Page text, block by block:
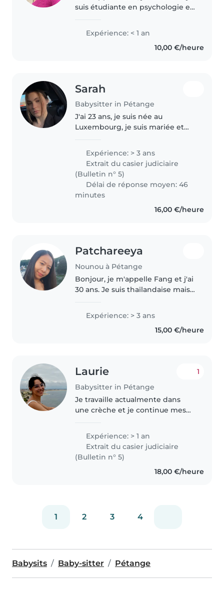
suis étudiante en psychologie et
et leur bien-être m'est
important. Je suis une..
Expérience: < 1 an
10,00 €/heure
Sarah
Babysitter in Pétange
J'ai 23 ans, je suis née au
Luxembourg, je suis mariée et
J'ai acquis de l'expérience dans
la garde d'enfants grâce à ma
famille, en m'occupant
régulièrement..
Expérience: > 3 ans
Extrait du casier judiciaire
(Bulletin n° 5)
Délai de réponse moyen: 46
minutes
16,00 €/heure
Patchareeya
Nounou à Pétange
Bonjour, je m'appelle Fang et j'ai
30 ans. Je suis thaïlandaise mais
(la frontière entre Luxembourg
et France) J'ai de l'expérience
Expérience: > 3 ans
15,00 €/heure
Laurie
Babysitter in Pétange
1
Je travaille actualmente dans
une crèche et je continue mes
graduée, sachant que j'ai déjà un
diplôme dans le domaine. J'ai
travaillé avec des enfants agées..
Expérience: > 1 an
Extrait du casier judiciaire
(Bulletin n° 5)
18,00 €/heure
1 2 3 4
Babysits Baby-sitter Pétange